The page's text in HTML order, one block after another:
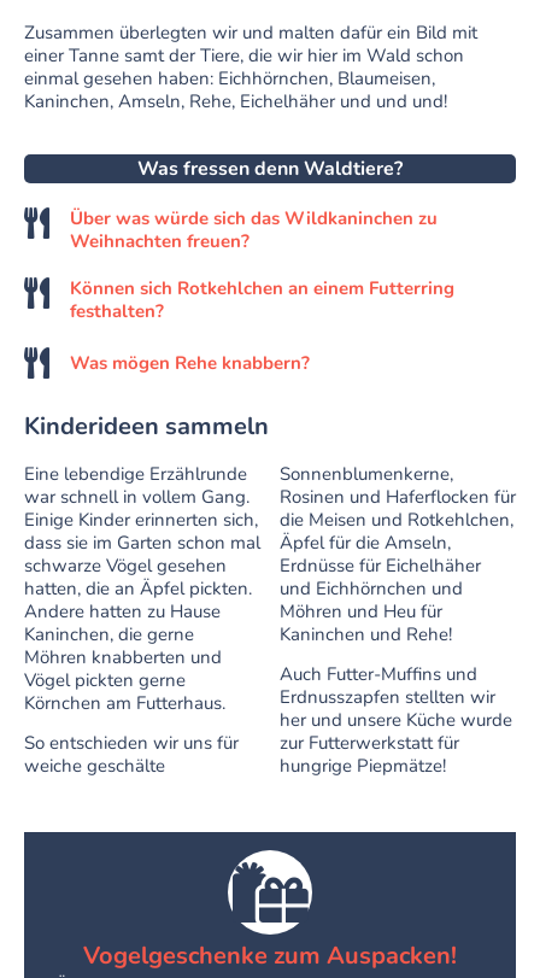
Zusammen überlegten wir und malten dafür ein Bild mit
einer Tanne samt der Tiere, die wir hier im Wald schon
einmal gesehen haben: Eichhörnchen, Blaumeisen,
Kaninchen, Amseln, Rehe, Eichelhäher und und und!
Was fressen denn Waldtiere?
Über was würde sich das Wildkaninchen zu
Weihnachten freuen?
Können sich Rotkehlchen an einem Futterring
festhalten?
Was mögen Rehe knabbern?
Kinderideen sammeln
Eine lebendige Erzählrunde
war schnell in vollem Gang.
Einige Kinder erinnerten sich,
dass sie im Garten schon mal
schwarze Vögel gesehen
hatten, die an Äpfel pickten.
Andere hatten zu Hause
Kaninchen, die gerne
Möhren knabberten und
Vögel pickten gerne
Körnchen am Futterhaus.
So entschieden wir uns für
weiche geschälte
Sonnenblumenkerne,
Rosinen und Haferflocken für
die Meisen und Rotkehlchen,
Äpfel für die Amseln,
Erdnüsse für Eichelhäher
und Eichhörnchen und
Möhren und Heu für
Kaninchen und Rehe!
Auch Futter-Muffins und
Erdnusszapfen stellten wir
her und unsere Küche wurde
zur Futterwerkstatt für
hungrige Piepmätze!
Vogelgeschenke zum Auspacken!